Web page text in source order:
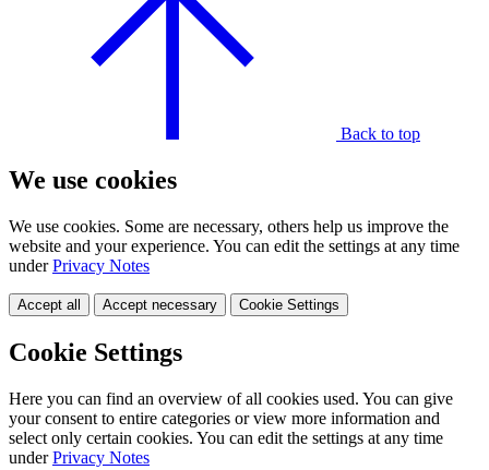
Back to top
We use cookies
We use cookies. Some are necessary, others help us improve the
website and your experience. You can edit the settings at any time
underPrivacy Notes
Accept all Accept necessary Cookie Settings
Cookie Settings
Here you can find an overview of all cookies used. You can give
your consent to entire categories or view more information and
select only certain cookies. You can edit the settings at any time
underPrivacy Notes